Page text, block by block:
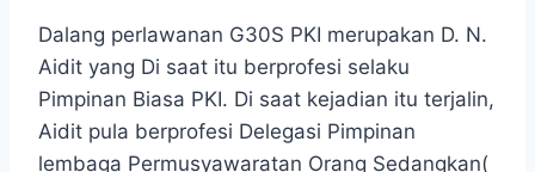
Dalang perlawanan G30S PKI merupakan D. N.
Aidit yang Di saat itu berprofesi selaku
Pimpinan Biasa PKI. Di saat kejadian itu terjalin,
Aidit pula berprofesi Delegasi Pimpinan
lembaga Permusyawaratan Orang Sedangkan(